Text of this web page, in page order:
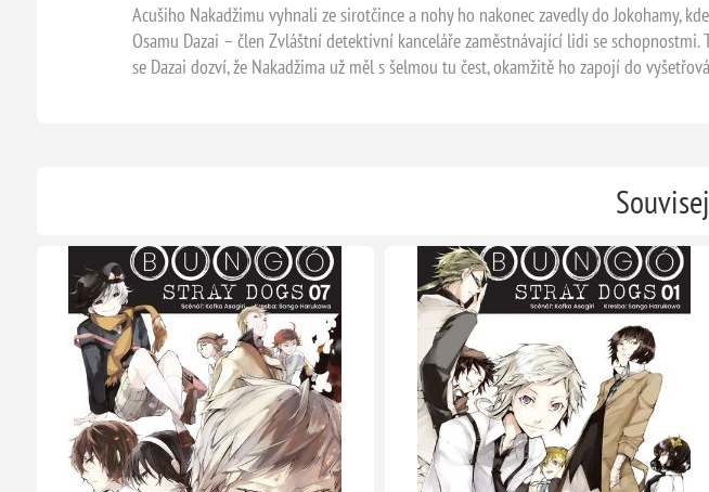
Acušiho Nakadžimu vyhnali ze sirotčince a nohy ho nakonec zavedly do Jokohamy,
Osamu Dazai – člen Zvláštní detektivní kanceláře zaměstnávající lidi se schopnostmi.
se Dazai dozví, že Nakadžima už měl s šelmou tu čest, okamžitě ho zapojí do